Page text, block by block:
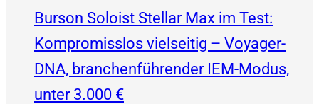
Burson Soloist Stellar Max im Test:
Kompromisslos vielseitig – Voyager-
DNA, branchenführender IEM-Modus,
unter 3.000 €